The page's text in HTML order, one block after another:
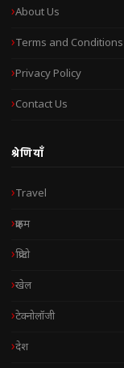
About Us
Terms and Conditions
Privacy Policy
Contact Us
श्रेणियाँ
Travel
क्राइम
क्रिप्टो
खेल
टेक्नोलॉजी
देश